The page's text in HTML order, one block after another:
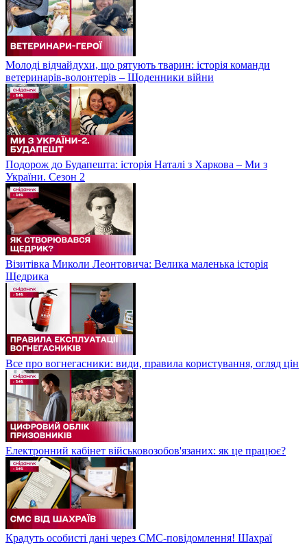
Молоді відчайдухи, що рятують тварин: історія команди
ветеринарів-волонтерів – Щоденники війни
Подорож до Будапешта: історія Наталі з Харкова – Ми з
України. Сезон 2
Візитівка Миколи Леонтовича: Велика маленька історія
Щедрика
Все про вогнегасники: види, правила користування, огляд цін
Електронний кабінет військовозобов'язаних: як це працює?
Крадуть особисті дані через СМС-повідомлення! Шахраї